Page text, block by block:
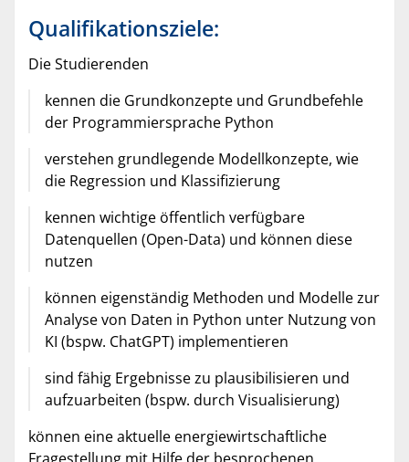
Qualifikationsziele:
Die Studierenden
kennen die Grundkonzepte und Grundbefehle
der Programmiersprache Python
verstehen grundlegende Modellkonzepte, wie
die Regression und Klassifizierung
kennen wichtige öffentlich verfügbare
Datenquellen (Open-Data) und können diese
nutzen
können eigenständig Methoden und Modelle zur
Analyse von Daten in Python unter Nutzung von
KI (bspw. ChatGPT) implementieren
sind fähig Ergebnisse zu plausibilisieren und
aufzuarbeiten (bspw. durch Visualisierung)
können eine aktuelle energiewirtschaftliche